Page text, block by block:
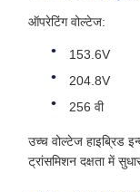
ऑपरेटिंग वोल्टेज:
153.6V
204.8V
256 वी
उच्च वोल्टेज हाइब्रिड
ट्रांसमिशन दक्षता में